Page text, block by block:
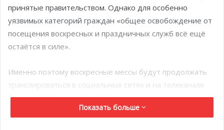
принятые правительством. Однако для особенно
уязвимых категорий граждан «общее освобождение от
посещения воскресных и праздничных служб всё ещё
остаётся в силе».
Именно поэтому воскресные мессы будут продолжать
транслироваться в социальных сетях и на телеканале
Monaco Info в 11 часов утра.
Показать больше